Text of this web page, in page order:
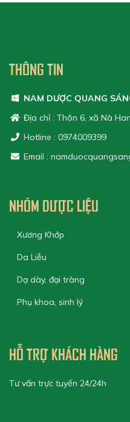
THÔNG TIN
NAM DƯỢC QUANG
Địa chỉ : Thôn 6, xã Nà
Hotline : 0974009399
Email :
NHÓM DƯỢC LIỆU
Xương Khớp
Da Liễu
Dạ dày, đại tràng
Phụ khoa, sinh lý
HỖ TRỢ KHÁCH HÀNG
Tư vấn trực tuyến 24/24h